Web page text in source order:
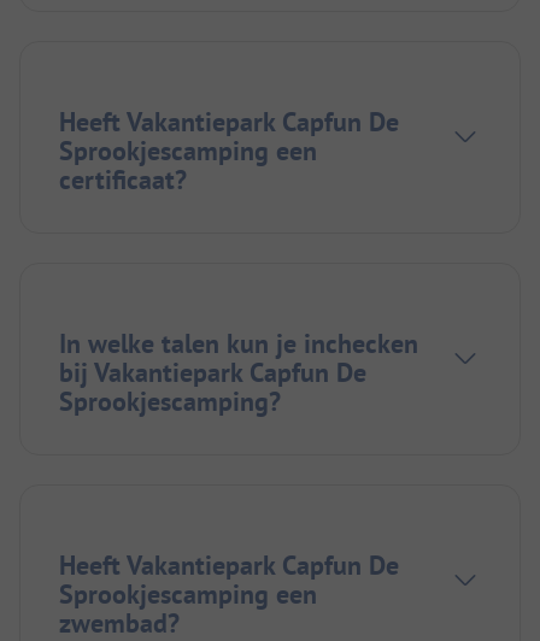
Heeft Vakantiepark Capfun De
Sprookjescamping een
certificaat?
In welke talen kun je inchecken
bij Vakantiepark Capfun De
Sprookjescamping?
Heeft Vakantiepark Capfun De
Sprookjescamping een
zwembad?